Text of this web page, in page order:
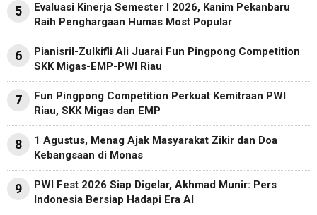
5
Evaluasi Kinerja Semester I 2026, Kanim Pekanbaru
Raih Penghargaan Humas Most Popular
6
Pianisril-Zulkifli Ali Juarai Fun Pingpong Competition
SKK Migas-EMP-PWI Riau
7
Fun Pingpong Competition Perkuat Kemitraan PWI
Riau, SKK Migas dan EMP
8
1 Agustus, Menag Ajak Masyarakat Zikir dan Doa
Kebangsaan di Monas
9
PWI Fest 2026 Siap Digelar, Akhmad Munir: Pers
Indonesia Bersiap Hadapi Era AI